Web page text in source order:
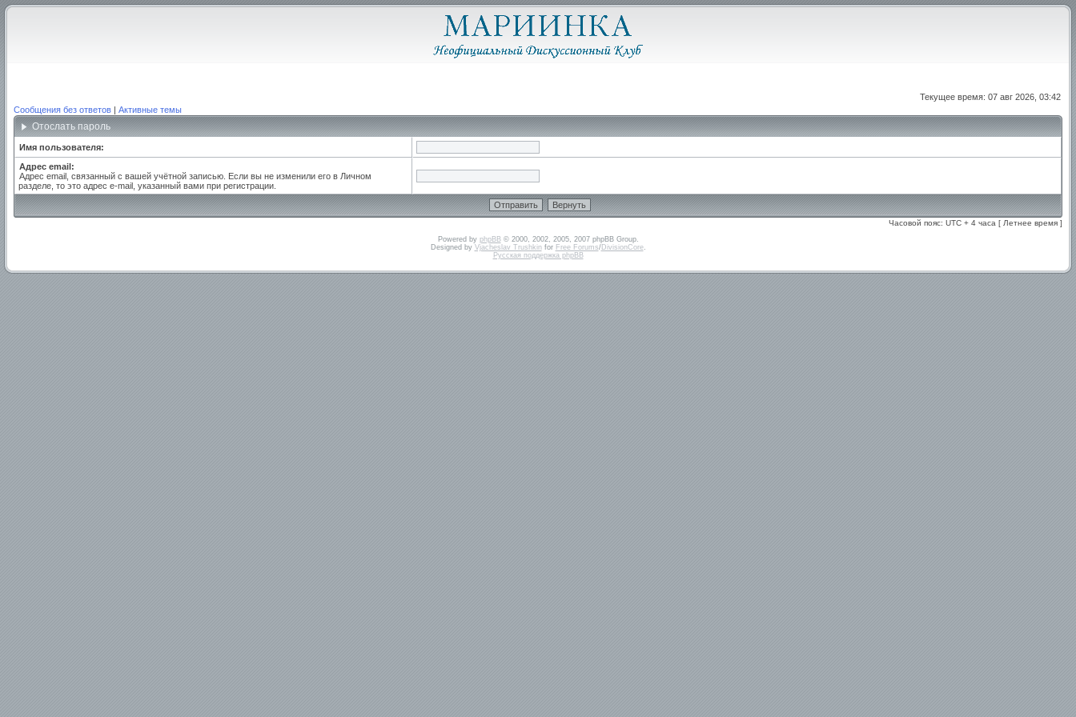
Текущее время: 07 авг 2026, 03:42
Сообщения без ответов | Активные темы
Отослать пароль
Имя пользователя:
Адрес email:
Адрес email, связанный с вашей учётной записью. Если вы не изменили его в Личном
разделе, то это адрес e-mail, указанный вами при регистрации.
Часовой пояс: UTC + 4 часа [ Летнее время ]
Powered by phpBB© 2000, 2002, 2005, 2007 phpBB Group.
Designed by Vjacheslav Trushkinfor Free Forums/DivisionCore.
Русская поддержка phpBB